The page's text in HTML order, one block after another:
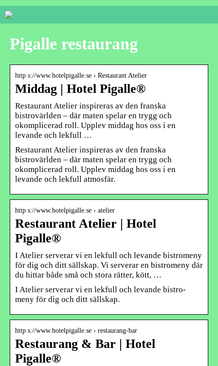
Pigalle restaurang
http s://www.hotelpigalle.se › Restaurant Atelier
Middag | Hotel Pigalle®
Restaurant Atelier inspireras av den franska
bistrovärlden – där maten spelar en trygg och
okomplicerad roll. Upplev middag hos oss i en
levande och lekfull …
Restaurant Atelier inspireras av den franska
bistrovärlden – där maten spelar en trygg och
okomplicerad roll. Upplev middag hos oss i en
levande och lekfull atmosfär.
http s://www.hotelpigalle.se › atelier
Restaurant Atelier | Hotel
Pigalle®
I Atelier serverar vi en lekfull och levande bistromeny
för dig och ditt sällskap. Vi serverar en bistromeny där
du hittar både små och stora rätter, kött, …
I Atelier serverar vi en lekfull och levande bistro-
meny för dig och ditt sällskap.
http s://www.hotelpigalle.se › restaurang-bar
Restaurang & Bar | Hotel
Pigalle®